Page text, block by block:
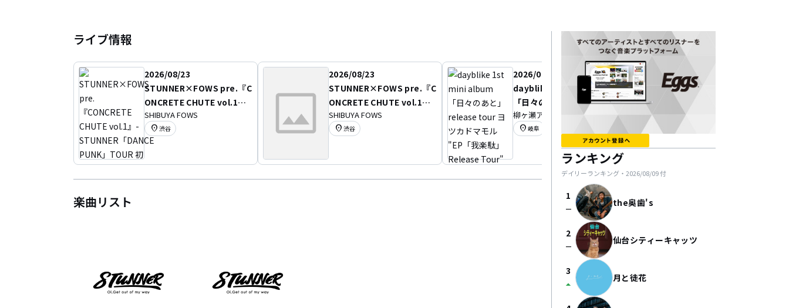
2017.11.23
高円寺HIGH(sold out,280人動員)のライブを最後に二人の正式加入。同時に、STUNNER結成。
初のデモ音源「STUNNER」をitunes、レコチョクなどで配信スタート。
2018.1.27
新宿ACB(sold out,250人動員)
この日より会場限定デモCD「STUNNER」販売開始。
ライブ情報
2026/08/23
STUNNER×FOWS pre.『C
ONCRETE CHUTE vol.1』-
STUNNER「DANCE PUN
K」TOUR 初日-
SHIBUYA FOWS
location_on 渋谷
2026/08/23
STUNNER×FOWS pre.『C
ONCRETE CHUTE vol.1』-
STUNNER「DANCE PUN
K」TOUR 初日-
SHIBUYA FOWS
location_on 渋谷
2026/09/05
dayblike 1st mini album
「日々のあと」 release to
ur ヨツカドマモル "EP「我
楽駄」Release Tour" STU
NNER「DANCE PUNK」TO
柳ヶ瀬アンツ
location_on 岐阜
楽曲リスト
ランキング
デイリーランキング・ 2026/08/09付
1
check_indeterminate_small the奥歯's
2
check_indeterminate_small 仙台シティーキャッツ
3
arrow_drop_up 月と徒花